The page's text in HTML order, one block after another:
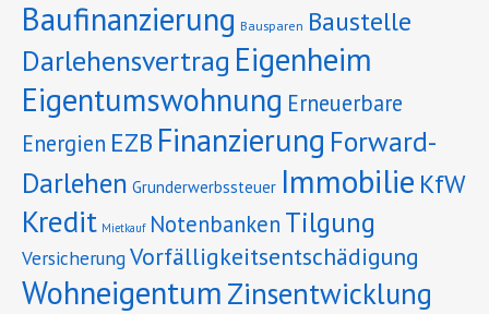
Baufinanzierung Bausparen Baustelle
Darlehensvertrag Eigenheim
Eigentumswohnung Erneuerbare
Energien EZB Finanzierung Forward-
Darlehen Grunderwerbssteuer Immobilie KfW
Kredit Mietkauf Notenbanken Tilgung
VersicherungVorfälligkeitsentschädigung
Wohneigentum Zinsentwicklung